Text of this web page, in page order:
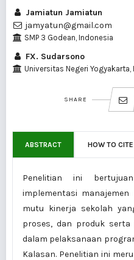
Jamiatun Jamiatun
jamyatun@gmail.com
SMP 3 Godean, Indonesia
FX. Sudarsono
Universitas Negeri Yogyakarta,
SHARE
ABSTRACT HOW TO CITE
Penelitian ini
implementasi
mutu kinerja sekolah
proses, dan produk
dalam pelaksanaan
Kalasan. Penelitian ini